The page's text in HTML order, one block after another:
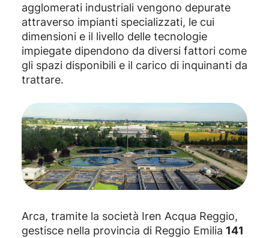
agglomerati industriali vengono depurate
attraverso impianti specializzati, le cui
dimensioni e il livello delle tecnologie
impiegate dipendono da diversi fattori come
gli spazi disponibili e il carico di inquinanti da
trattare.
Arca, tramite la società Iren Acqua Reggio,
gestisce nella provincia di Reggio Emilia 141